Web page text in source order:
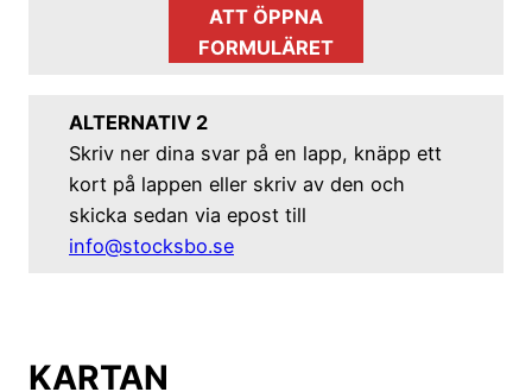
ATT ÖPPNA
FORMULÄRET
ALTERNATIV 2
Skriv ner dina svar på en lapp, knäpp ett
kort på lappen eller skriv av den och
skicka sedan via epost till
info@stocksbo.se
KARTAN